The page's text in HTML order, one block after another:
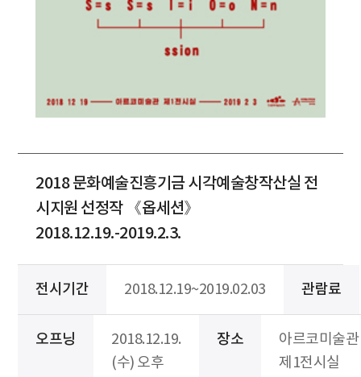
2018 문화예술진흥기금 시각예술창작산실 전
시지원 선정작 《옵세션》
2018.12.19.-2019.2.3.
전시기간 2018.12.19~2019.02.03 관람료
오프닝
2018.12.19.
(수) 오후
장소
아르코미술관
제1전시실